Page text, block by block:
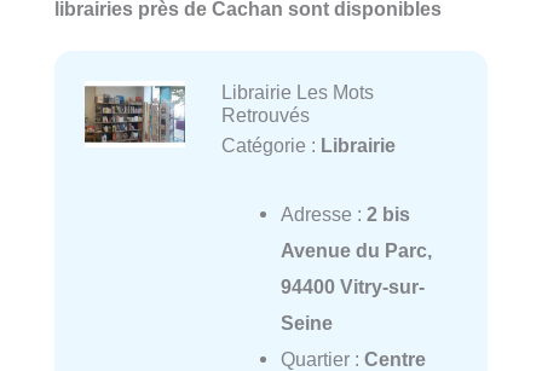
librairies près de Cachan sont disponibles
Librairie Les Mots
Retrouvés
Catégorie : Librairie
Adresse : 2 bis
Avenue du Parc,
94400 Vitry-sur-
Seine
Quartier : Centre